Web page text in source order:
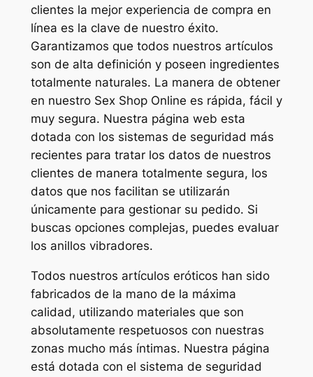
clientes la mejor experiencia de compra en
línea es la clave de nuestro éxito.
Garantizamos que todos nuestros artículos
son de alta definición y poseen ingredientes
totalmente naturales. La manera de obtener
en nuestro Sex Shop Online es rápida, fácil y
muy segura. Nuestra página web esta
dotada con los sistemas de seguridad más
recientes para tratar los datos de nuestros
clientes de manera totalmente segura, los
datos que nos facilitan se utilizarán
únicamente para gestionar su pedido. Si
buscas opciones complejas, puedes evaluar
los anillos vibradores.
Todos nuestros artículos eróticos han sido
fabricados de la mano de la máxima
calidad, utilizando materiales que son
absolutamente respetuosos con nuestras
zonas mucho más íntimas. Nuestra página
está dotada con el sistema de seguridad